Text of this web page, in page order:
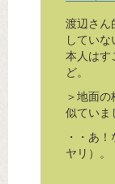
渡辺さん
していな
本人はす
ど。
＞地面
似ていま
・・あ
ヤリ）。